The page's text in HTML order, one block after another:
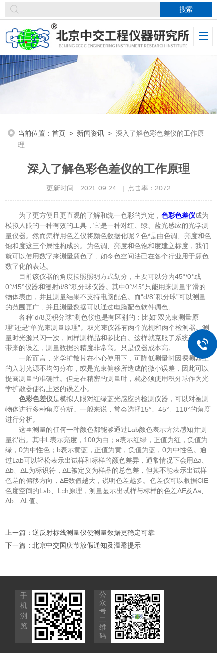
当前位置：首页 > 新闻资讯 >深入了解色彩色差仪的工作原
理
深入了解色彩色差仪的工作原理
更新时间：2021-09-24 | 点击率：2072
为了更方便且更直观的了解和统一色彩的判定，色彩色差仪成为
模拟人眼的一种有效的工具，它是一种对红、绿、蓝光感应的光学测
量仪器。然而怎样用色差仪将颜色数据化呢？色*是由色调、亮度和色
饱和度这三个属性构成的。为色调、亮度和色饱和度建立标度，我们
就可以使用数字来测量颜色了，如今色空间法已在各个行业用于颜色
数字化的表达。
目前该仪器的角度按照照明方式划分，主要可以分为45°/0°或
0°/45°仪器和漫射d/8°积分球仪器。其中0°/45°只能用来测量平滑的
物体表面，并且测量结果不支持电脑配色。而“d/8°积分球”可以测量
的范围更广，并且测量数据可以通过电脑配色软件调色。
各种“d/8度积分球”测色仪也是有区别的：比如“双光束测量原
理”还是“单光束测量原理”。双光束仪器有两个光栅和两个检测器。测
量时光源只闪一次，同样测样品和参比白。这样就克服了系统变化所
带来的误差，测量数据的精度非常高。只是仪器成本高。
一般而言，光学扩散片在小心使用下，可降低测量时因探测器上
的入射光源不均匀分布，或是光束偏移所造成的微小误差，因此可以
提高测量的准确性。但是在精密的测量时，就必须使用积分球作为光
学扩散器使得上述的误差小。
色彩色差仪是模拟人眼对红绿蓝光感应的检测仪器，可以对被测
物体进行多种角度分析。一般来说，常会选择15°、45°、110°的角度
进行分析。
这里测量的任何一种颜色都能够通过Lab颜色表示方法感知并测
量得出。其中L表示亮度，100为白；a表示红绿，正值为红，负值为
绿，0为中性色；b表示黄蓝，正值为黄，负值为蓝，0为中性色。通
过Lab可以轻松表示出试样和标样的颜色差异，通常情况下会用Δa、
Δb、ΔL为标识符，ΔE被定义为样品的总色差，但其不能表示出试样
色差的偏移方向，ΔE数值越大，说明色差越多。色差仪可以根据CIE
色度空间的Lab、Lch原理，测量显示出试样与标样的色差ΔE及Δa、
Δb、ΔL值。
上一篇：逆反射标线测量仪使测量数据更稳定可靠
下一篇：北京中交国庆节放假通知及温馨提示
手
机
浏
览
公
众
号
二
维
码